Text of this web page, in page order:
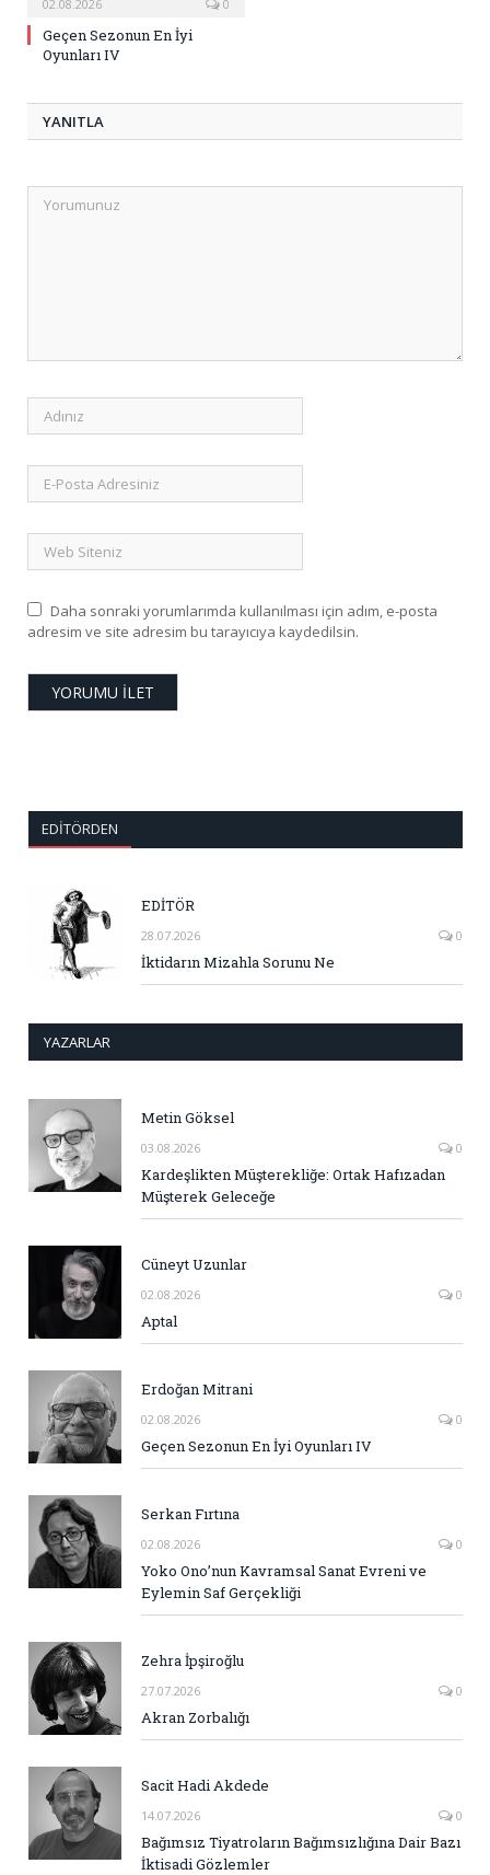
02.08.2026 0
Geçen Sezonun En İyi
Oyunları IV
YANITLA
Daha sonraki yorumlarımda kullanılması için adım, e-posta
adresim ve site adresim bu tarayıcıya kaydedilsin.
EDITÖRDEN
EDİTÖR
28.07.2026 0
İktidarın Mizahla Sorunu Ne
YAZARLAR
Metin Göksel
03.08.2026 0
Kardeşlikten Müşterekliğe: Ortak Hafızadan
Müşterek Geleceğe
Cüneyt Uzunlar
02.08.2026 0
Aptal
Erdoğan Mitrani
02.08.2026 0
Geçen Sezonun En İyi Oyunları IV
Serkan Fırtına
02.08.2026 0
Yoko Ono’nun Kavramsal Sanat Evreni ve
Eylemin Saf Gerçekliği
Zehra İpşiroğlu
27.07.2026 0
Akran Zorbalığı
Sacit Hadi Akdede
14.07.2026 0
Bağımsız Tiyatroların Bağımsızlığına Dair Bazı
İktisadi Gözlemler